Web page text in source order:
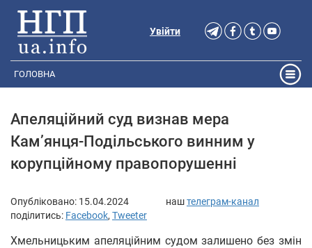
Увійти
ГОЛОВНА
Апеляційний суд визнав мера
Кам’янця-Подільського винним у
корупційному правопорушенні
Опубліковано: 15.04.2024 наштелеграм-канал
поділитись: Facebook, Tweeter
Хмельницьким апеляційним судом залишено без змін